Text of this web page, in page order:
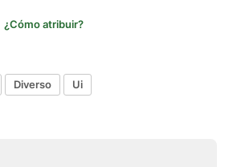
¿Cómo atribuir?
Diverso Ui